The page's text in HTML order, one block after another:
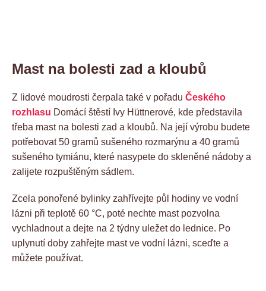
Mast na bolesti zad a kloubů
Z lidové moudrosti čerpala také v pořadu Českého
rozhlasu Domácí štěstí Ivy Hüttnerové, kde představila
třeba mast na bolesti zad a kloubů. Na její výrobu budete
potřebovat 50 gramů sušeného rozmarýnu a 40 gramů
sušeného tymiánu, které nasypete do skleněné nádoby a
zalijete rozpuštěným sádlem.
Zcela ponořené bylinky zahřívejte půl hodiny ve vodní
lázni při teplotě 60 °C, poté nechte mast pozvolna
vychladnout a dejte na 2 týdny uležet do lednice. Po
uplynutí doby zahřejte mast ve vodní lázni, sceďte a
můžete používat.